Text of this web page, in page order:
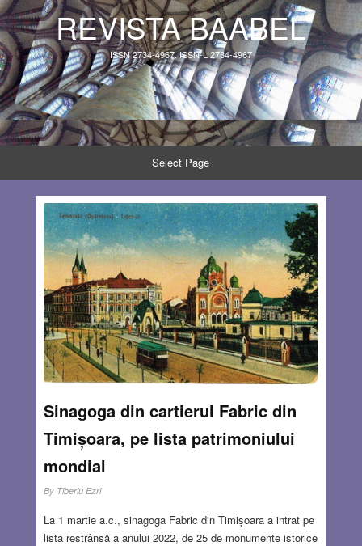
REVISTA BAABEL
ISSN 2734-4967, ISSN-L 2734-4967
Select Page
Sinagoga din cartierul Fabric din
Timișoara, pe lista patrimoniului
mondial
By Tiberiu Ezri
La 1 martie a.c., sinagoga Fabric din Timișoara a intrat pe
lista restrânsă a anului 2022, de 25 de monumente istorice